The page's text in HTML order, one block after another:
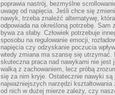
poprawia nastrój, bezmyślne
uwagę od napięcia. Jeśli chce się
nawyk, trzeba znaleźć alternatywę,
odpowiada na określoną potrzebę. Sam
bywa za słaby. Człowiek potrzebuje
sposobu na regulowanie emocji,
napięcia czy odzyskanie poczucia
wtedy zmiana ma szansę się utrzymać.
skuteczna praca nad nawykami nie jest
walką z zachowaniem, lecz próbą
się za nim kryje. Ostatecznie nawyki są
najważniejszych narzędzi kształtowania
od nich w dużej mierze zależy, czy